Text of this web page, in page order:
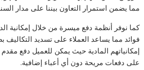
مما يضمن استمرار التعاون بيننا على مدار
كما نوفر أنظمة دفع ميسرة من خلال إمكانية
فوائد مما يساعد العملاء على تسديد
إمكانياتهم المادية حيث يمكن للعميل دفع
على دفعات مريحة دون أي أعباء إضافية.